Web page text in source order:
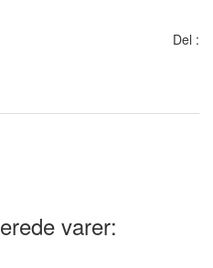
Del :
varer: